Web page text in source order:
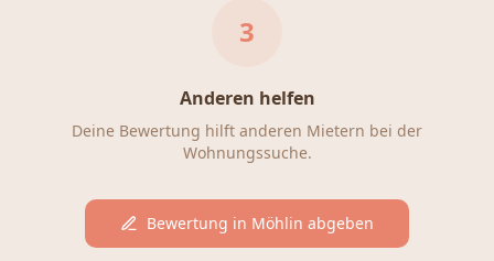
3
Anderen helfen
Deine Bewertung hilft anderen Mietern bei der
Wohnungssuche.
Bewertung in Möhlin abgeben